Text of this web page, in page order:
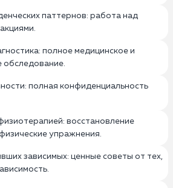
паттернов: работа над
полное медицинское и
обследование.
полная конфиденциальность
восстановление
упражнения.
зависимых: ценные советы от тех,